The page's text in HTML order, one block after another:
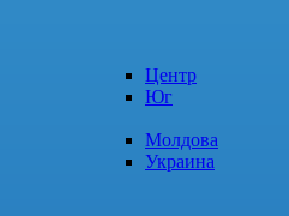
Центр
Юг
Молдова
Украина